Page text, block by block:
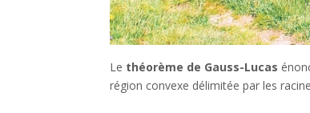
Le théorème de Gauss-Lucas
région convexe délimitée par les